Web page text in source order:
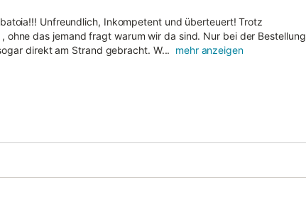
Unfreundlich, Inkompetent und überteuert! Trotz
ohne das jemand fragt warum wir da sind. Nur bei der Bestellung
direkt am Strand gebracht. W... mehr anzeigen